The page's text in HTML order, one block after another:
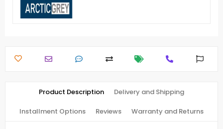
Product Description Delivery and Shipping
Installment Options Reviews Warranty and Returns